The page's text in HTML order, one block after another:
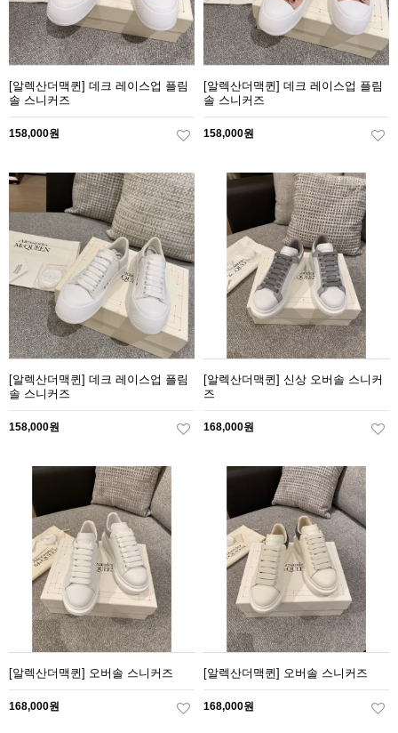
[알렉산더맥퀸] 데크 레이스업 플림
솔 스니커즈
158,000원
[알렉산더맥퀸] 데크 레이스업 플림
솔 스니커즈
158,000원
[알렉산더맥퀸] 데크 레이스업 플림
솔 스니커즈
158,000원
[알렉산더맥퀸] 신상 오버솔 스니커
즈
168,000원
[알렉산더맥퀸] 오버솔 스니커즈
168,000원
[알렉산더맥퀸] 오버솔 스니커즈
168,000원